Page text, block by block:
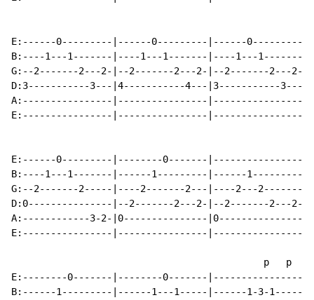
E:------0---------|------0---------|------0---------
B:----1---1-------|----1---1-------|----1---1-------
G:--2-------2---2-|--2-------2---2-|--2-------2---2-
D:3-----------3---|4-----------4---|3-----------3---
A:----------------|----------------|----------------
E:----------------|----------------|----------------
E:------0---------|--------0-------|----------------
B:----1---1-------|------1---------|------1---------
G:--2-------2-----|----2-------2---|----2---2-------
D:0---------------|--2-------2---2-|--2-------2---2-
A:------------3-2-|0---------------|0---------------
E:----------------|----------------|----------------
                                             p   p
E:--------0-------|--------0-------|----------------
B:------1---------|------1---1-----|------1-3-1-----